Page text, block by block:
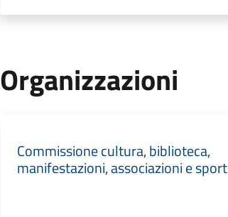
Organizzazioni
Commissione cultura, biblioteca,
manifestazioni, associazioni e sport